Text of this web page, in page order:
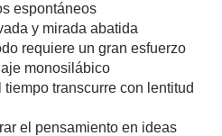
espontáneos
y mirada abatida
requiere un gran esfuerzo
monosilábico
transcurre con lentitud
el pensamiento en ideas